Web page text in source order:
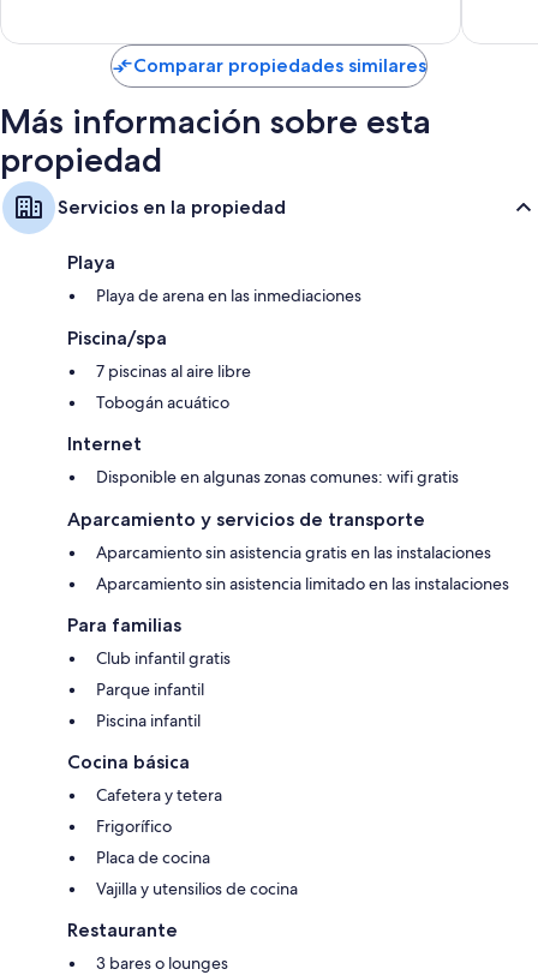
Comparar propiedades similares
Más información sobre esta
propiedad
Servicios en la propiedad
Playa
Playa de arena en las inmediaciones
Piscina/spa
7 piscinas al aire libre
Tobogán acuático
Internet
Disponible en algunas zonas comunes: wifi gratis
Aparcamiento y servicios de transporte
Aparcamiento sin asistencia gratis en las instalaciones
Aparcamiento sin asistencia limitado en las instalaciones
Para familias
Club infantil gratis
Parque infantil
Piscina infantil
Cocina básica
Cafetera y tetera
Frigorífico
Placa de cocina
Vajilla y utensilios de cocina
Restaurante
3 bares o lounges